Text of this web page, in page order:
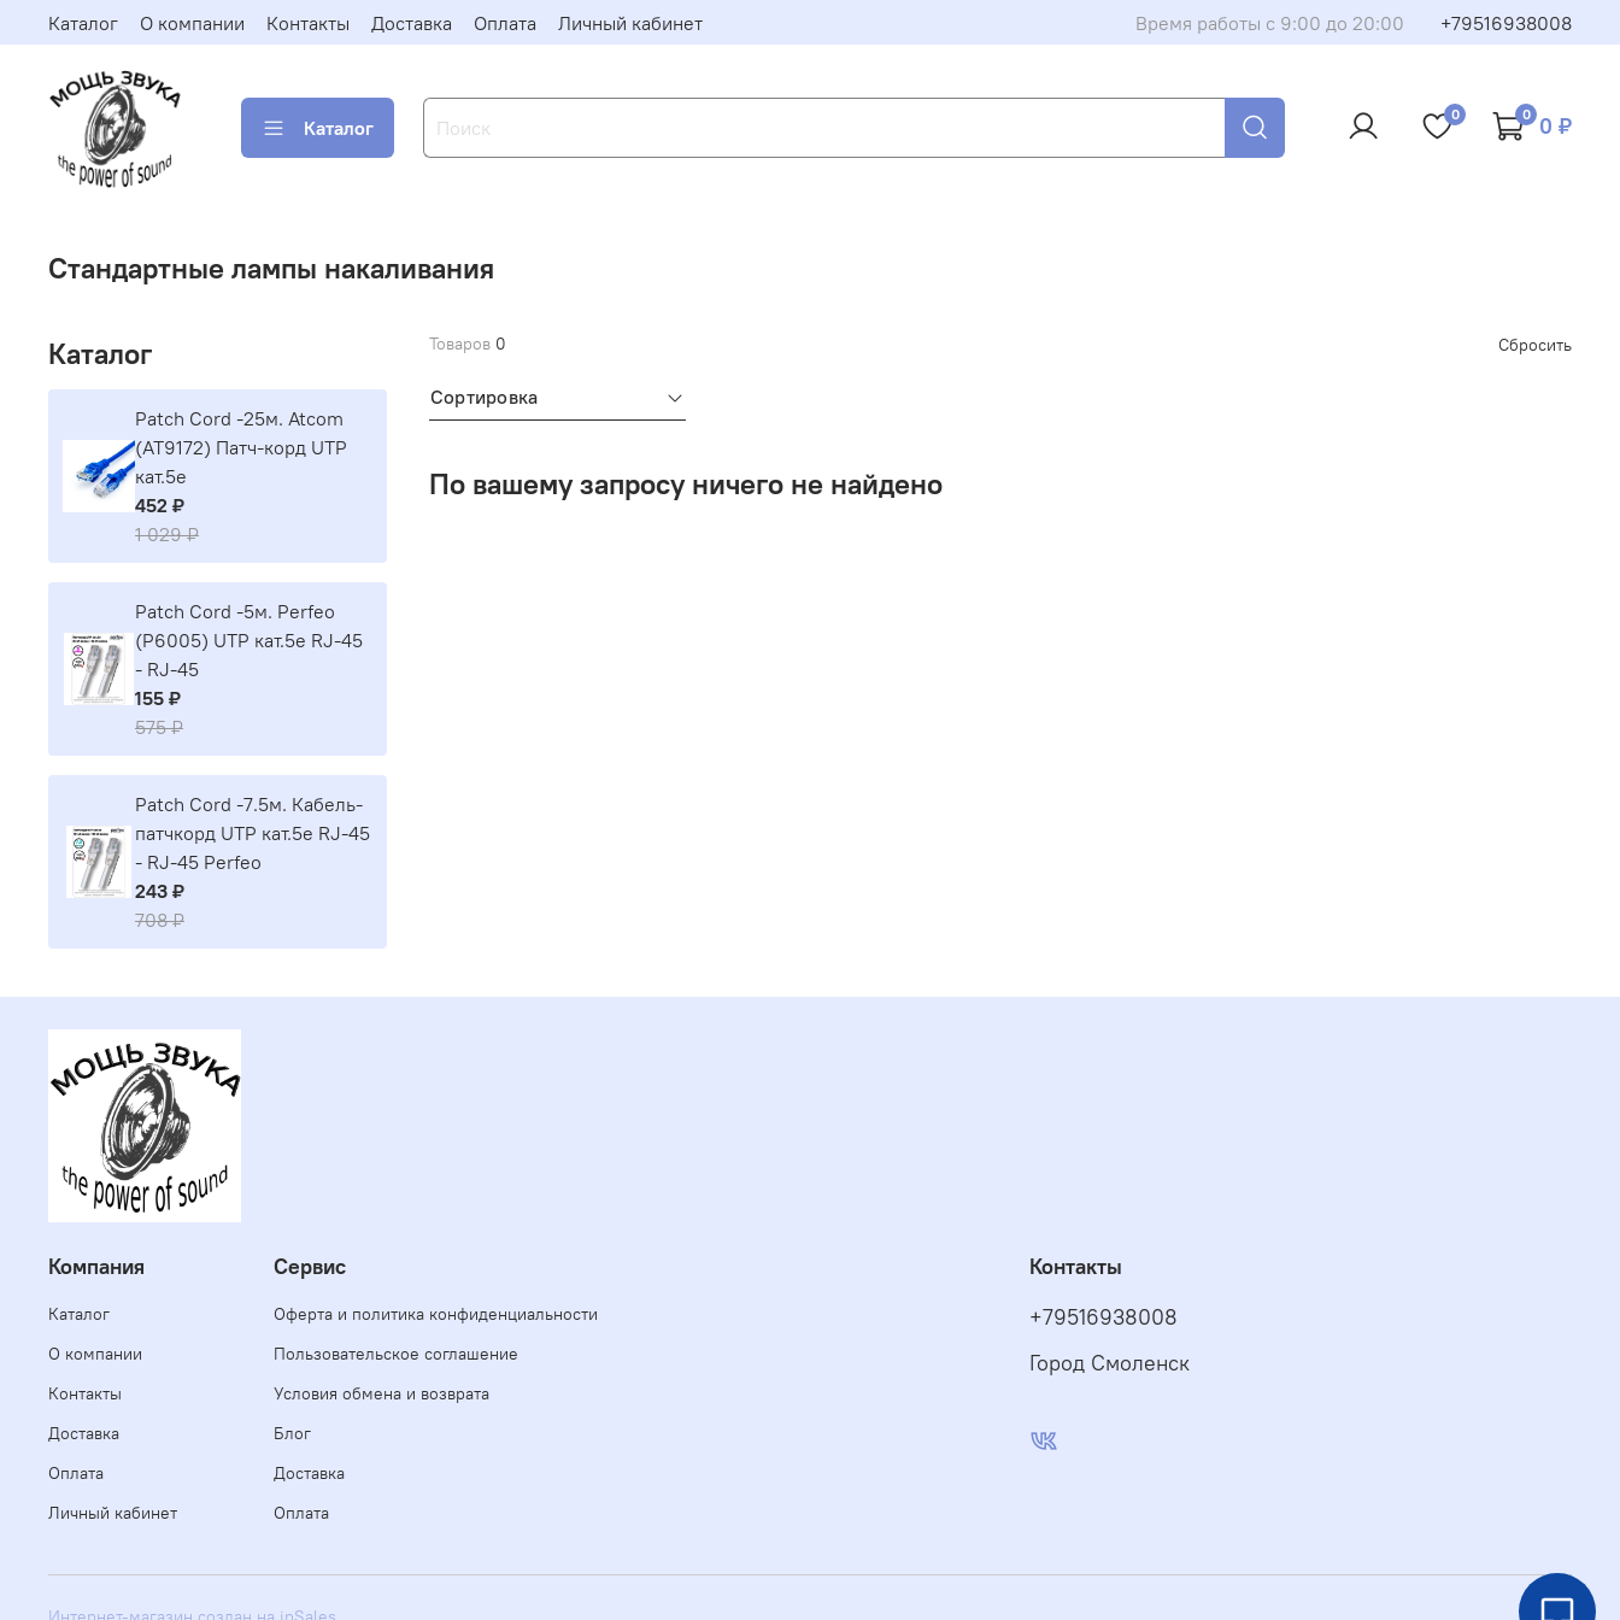
Каталог О компании Контакты Доставка Оплата Личный кабинет Время работы с 9:00 до 20:00 +79516938008
Каталог
0 0 0 ₽
Стандартные лампы накаливания
Товаров 0 Сбросить
Сортировка
По вашему запросу ничего не найдено
Каталог
Patch Cord -25м. Atcom
(AT9172) Патч-корд UTP
кат.5е
452 ₽
1 029 ₽
Patch Cord -5м. Perfeo
(P6005) UTP кат.5е RJ-45
- RJ-45
155 ₽
575 ₽
Patch Cord -7.5м. Кабель-
патчкорд UTP кат.5е RJ-45
- RJ-45 Perfeo
243 ₽
708 ₽
Компания
Каталог
О компании
Контакты
Доставка
Оплата
Личный кабинет
Сервис
Оферта и политика конфиденциальности
Пользовательское соглашение
Условия обмена и возврата
Блог
Доставка
Оплата
Контакты
+79516938008
Город Смоленск